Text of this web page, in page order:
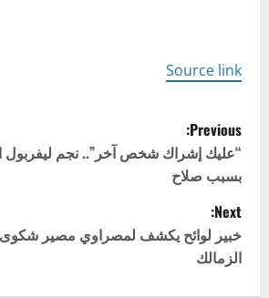
Source link
P
o
s
t
n
Previous:
“عليك إشراك شخص آخر”.. نجم ليفربول
بسبب صلاح
Next:
خبير لوائح يكشف لمصراوي مصير شكوى
الزمالك